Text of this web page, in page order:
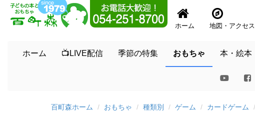
ホーム 地図・アクセス
ホーム 📺LIVE配信 季節の特集 おもちゃ 本・絵本
百町森ホーム おもちゃ 種類別 ゲーム カードゲーム